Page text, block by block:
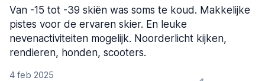
4 feb 2025
Van -15 tot -39 skiën was soms te koud. Makkelijke
pistes voor de ervaren skier. En leuke
nevenactiviteiten mogelijk. Noorderlicht kijken,
rendieren, honden, scooters.